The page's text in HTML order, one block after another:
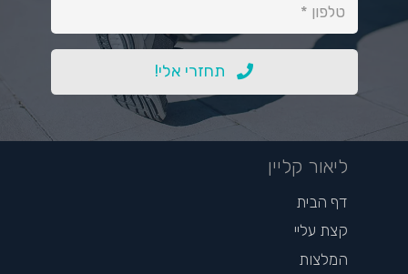
תחזרי אלי!
ליאור קליין
דף הבית
קצת עליי
המלצות